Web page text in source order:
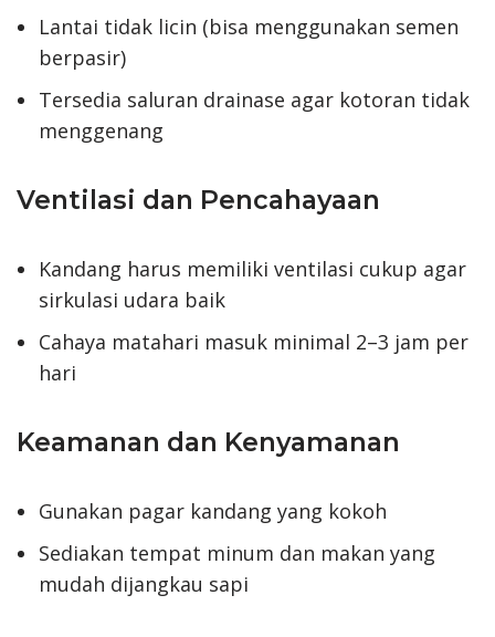
Lantai tidak licin (bisa menggunakan semen
berpasir)
Tersedia saluran drainase agar kotoran tidak
menggenang
Ventilasi dan Pencahayaan
Kandang harus memiliki ventilasi cukup agar
sirkulasi udara baik
Cahaya matahari masuk minimal 2–3 jam per
hari
Keamanan dan Kenyamanan
Gunakan pagar kandang yang kokoh
Sediakan tempat minum dan makan yang
mudah dijangkau sapi